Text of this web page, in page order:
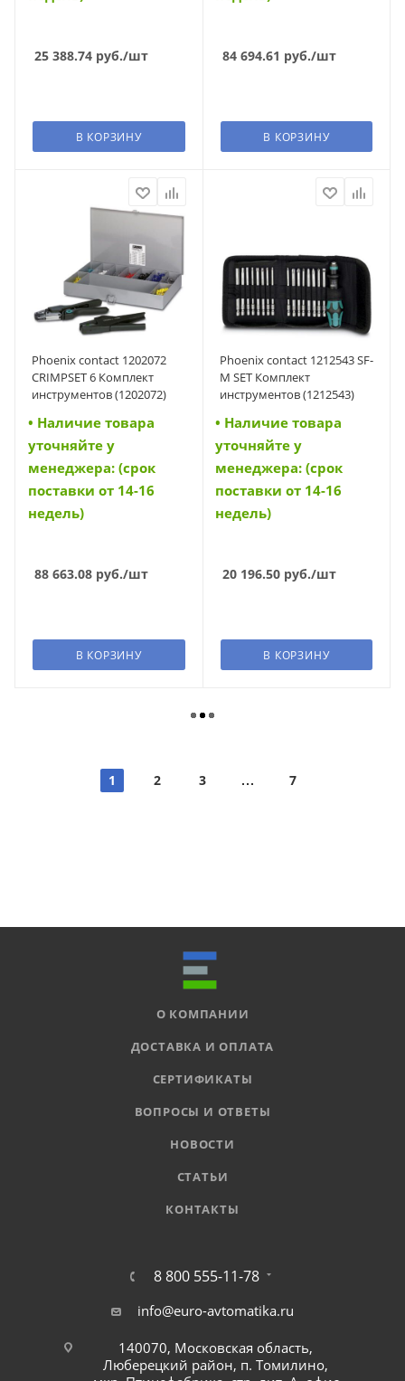
25 388.74 руб./шт
В КОРЗИНУ
84 694.61 руб./шт
В КОРЗИНУ
Phoenix contact 1202072
CRIMPSET 6 Комплект
инструментов (1202072)
• Наличие товара
уточняйте у
менеджера: (срок
поставки от 14-16
недель)
88 663.08 руб./шт
В КОРЗИНУ
Phoenix contact 1212543 SF-
M SET Комплект
инструментов (1212543)
• Наличие товара
уточняйте у
менеджера: (срок
поставки от 14-16
недель)
20 196.50руб./шт
В КОРЗИНУ
1 2 3 7
О КОМПАНИИ
ДОСТАВКА И ОПЛАТА
СЕРТИФИКАТЫ
ВОПРОСЫ И ОТВЕТЫ
НОВОСТИ
СТАТЬИ
КОНТАКТЫ
8 800 555-11-78
info@euro-avtomatika.ru
140070, Московская область,
Люберецкий район, п. Томилино,